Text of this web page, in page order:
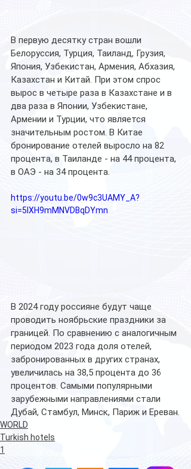
В первую десятку стран вошли
Белоруссия, Турция, Таиланд, Грузия,
Япония, Узбекистан, Армения, Абхазия,
Казахстан и Китай. При этом спрос
вырос в четыре раза в Казахстане и в
два раза в Японии, Узбекистане,
Армении и Турции, что является
значительным ростом. В Китае
бронирование отелей выросло на 82
процента, в Таиланде - на 44 процента,
в ОАЭ - на 34 процента.
https://youtu.be/0w9c3UAMY_A?
si=5IXH9mMNVDBqDYmn
В 2024 году россияне будут чаще
проводить ноябрьские праздники за
границей. По сравнению с аналогичным
периодом 2023 года доля отелей,
забронированных в других странах,
увеличилась на 38,5 процента до 36
процентов. Самыми популярными
зарубежными направлениями стали
Дубай, Стамбул, Минск, Париж и Ереван.
WORLD
Turkish hotels
1